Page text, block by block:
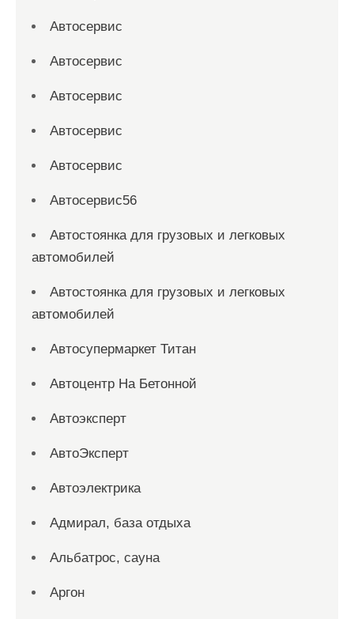
Автосервис
Автосервис
Автосервис
Автосервис
Автосервис
Автосервис56
Автостоянка для грузовых и легковых
автомобилей
Автостоянка для грузовых и легковых
автомобилей
Автосупермаркет Титан
Автоцентр На Бетонной
Автоэксперт
АвтоЭксперт
Автоэлектрика
Адмирал, база отдыха
Альбатрос, сауна
Аргон